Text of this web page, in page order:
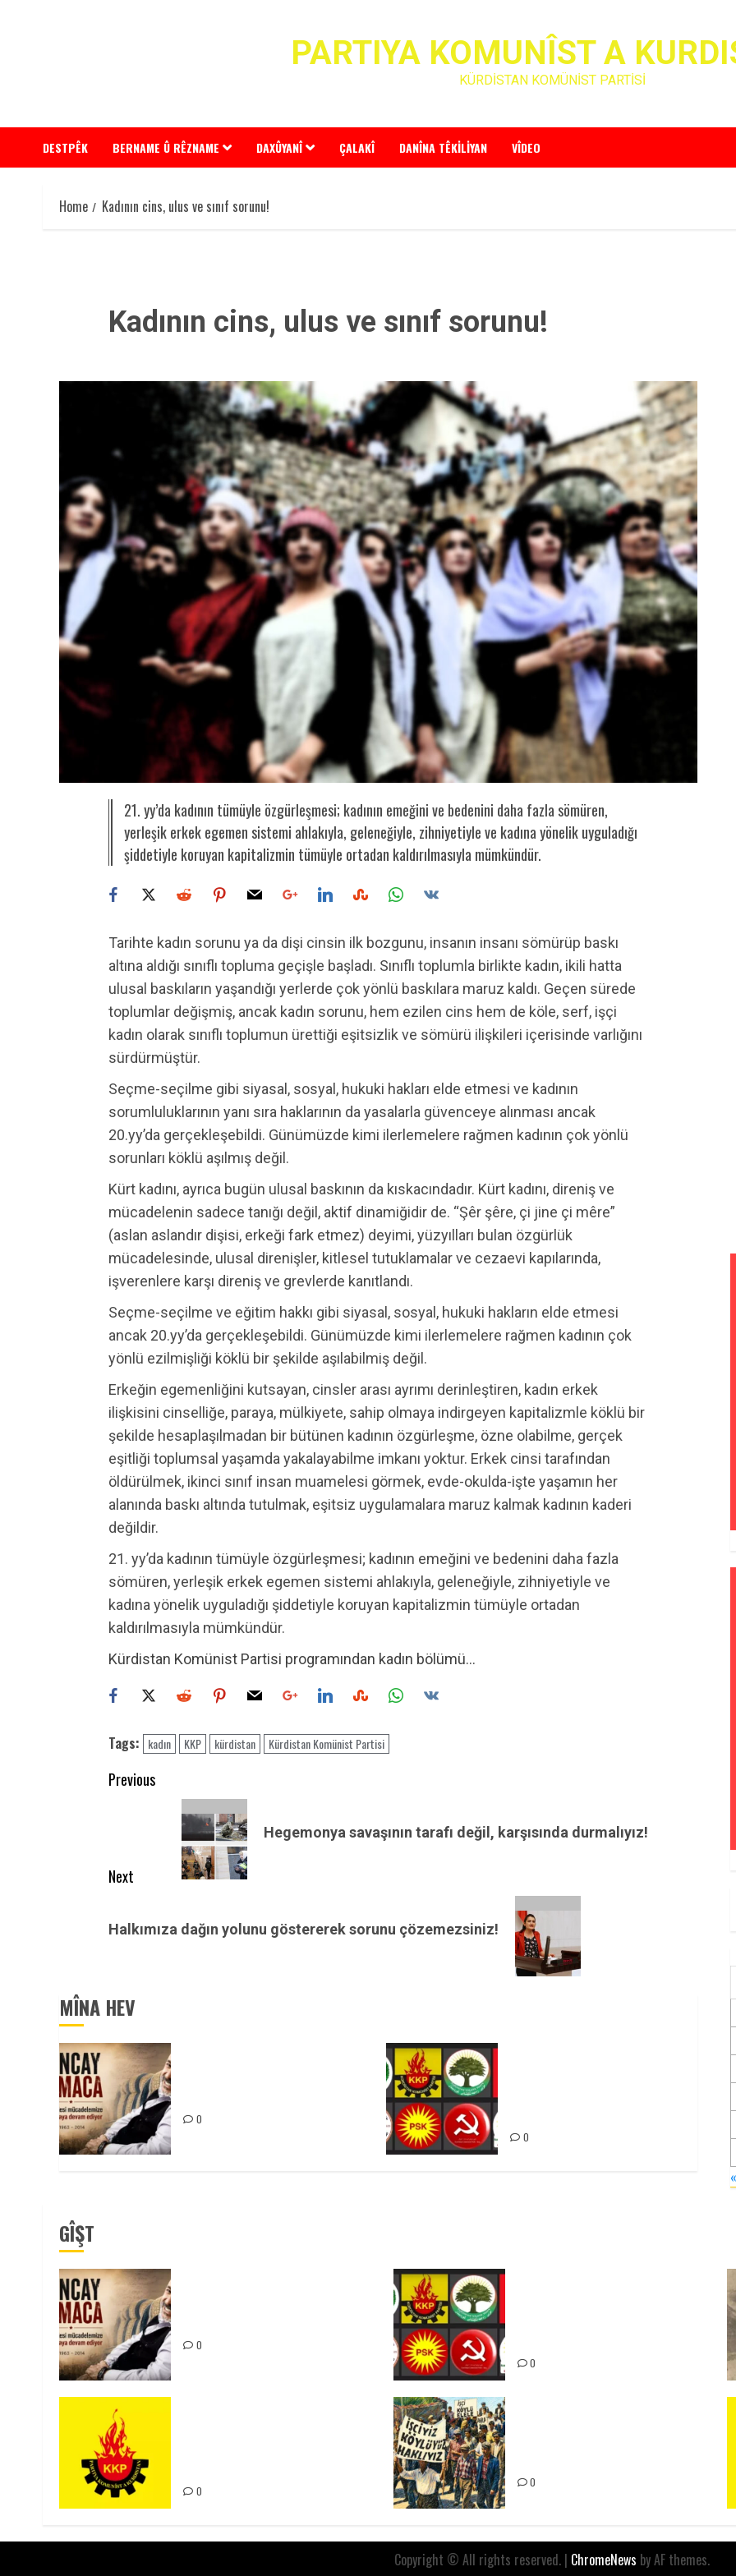
PARTIYA KOMUNÎST A
KÜRDİSTAN KOMÜNİST PARTİSİ
DESTPÊK BERNAME Û RÊZNAME DAXÛYANÎ ÇALAKÎ DANÎNA TÊKILIYAN VÎDEO
Home Kadının cins, ulus ve sınıf sorunu!
Kadının cins, ulus ve sınıf sorunu!
21. yy’da kadının tümüyle özgürleşmesi; kadının emeğini ve bedenini daha fazla sömüren,
yerleşik erkek egemen sistemi ahlakıyla, geleneğiyle, zihniyetiyle ve kadına yönelik uyguladığı
şiddetiyle koruyan kapitalizmin tümüyle ortadan kaldırılmasıyla mümkündür.
Tarihte kadın sorunu ya da dişi cinsin ilk bozgunu, insanın insanı sömürüp baskı
altına aldığı sınıflı topluma geçişle başladı. Sınıflı toplumla birlikte kadın, ikili hatta
ulusal baskıların yaşandığı yerlerde çok yönlü baskılara maruz kaldı. Geçen sürede
toplumlar değişmiş, ancak kadın sorunu, hem ezilen cins hem de köle, serf, işçi
kadın olarak sınıflı toplumun ürettiği eşitsizlik ve sömürü ilişkileri içerisinde varlığını
sürdürmüştür.
Seçme-seçilme gibi siyasal, sosyal, hukuki hakları elde etmesi ve kadının
sorumluluklarının yanı sıra haklarının da yasalarla güvenceye alınması ancak
20.yy’da gerçekleşebildi. Günümüzde kimi ilerlemelere rağmen kadının çok yönlü
sorunları köklü aşılmış değil.
Kürt kadını, ayrıca bugün ulusal baskının da kıskacındadır. Kürt kadını, direniş ve
mücadelenin sadece tanığı değil, aktif dinamiğidir de. “Şêr şêre, çi jine çi mêre”
(aslan aslandır dişisi, erkeği fark etmez) deyimi, yüzyılları bulan özgürlük
mücadelesinde, ulusal direnişler, kitlesel tutuklamalar ve cezaevi kapılarında,
işverenlere karşı direniş ve grevlerde kanıtlandı.
Seçme-seçilme ve eğitim hakkı gibi siyasal, sosyal, hukuki hakların elde etmesi
ancak 20.yy’da gerçekleşebildi. Günümüzde kimi ilerlemelere rağmen kadının çok
yönlü ezilmişliği köklü bir şekilde aşılabilmiş değil.
Erkeğin egemenliğini kutsayan, cinsler arası ayrımı derinleştiren, kadın erkek
ilişkisini cinselliğe, paraya, mülkiyete, sahip olmaya indirgeyen kapitalizmle köklü bir
şekilde hesaplaşılmadan bir bütünen kadının özgürleşme, özne olabilme, gerçek
eşitliği toplumsal yaşamda yakalayabilme imkanı yoktur. Erkek cinsi tarafından
öldürülmek, ikinci sınıf insan muamelesi görmek, evde-okulda-işte yaşamın her
alanında baskı altında tutulmak, eşitsiz uygulamalara maruz kalmak kadının kaderi
değildir.
21. yy’da kadının tümüyle özgürleşmesi; kadının emeğini ve bedenini daha fazla
sömüren, yerleşik erkek egemen sistemi ahlakıyla, geleneğiyle, zihniyetiyle ve
kadına yönelik uyguladığı şiddetiyle koruyan kapitalizmin tümüyle ortadan
kaldırılmasıyla mümkündür.
Kürdistan Komünist Partisi programından kadın bölümü…
Tags: kadın KKP kürdistan Kürdistan Komünist Partisi
Post
navigation
Previous
Hegemonya savaşının tarafı değil, karşısında durmalıyız!
Next
post:
Halkımıza dağın yolunu göstererek sorunu çözemezsiniz!
MÎNA HEV
0
0
GÎŞT
0
0
0
0
Copyright © All rights reserved. | ChromeNews by AF themes.